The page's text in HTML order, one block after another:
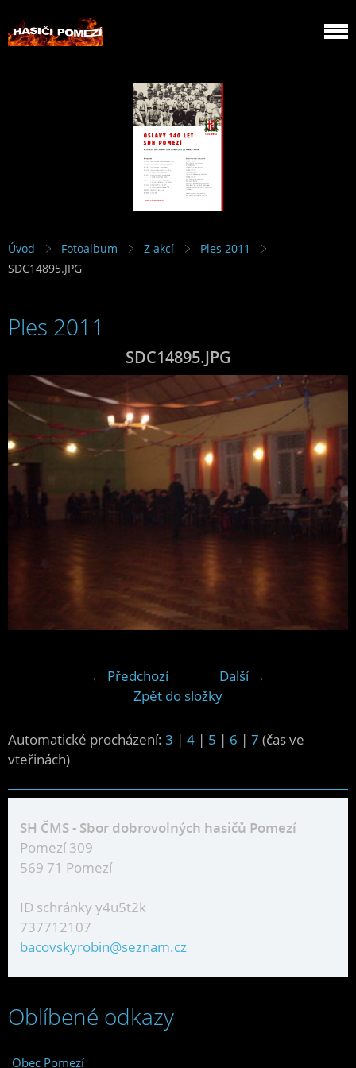
Úvod Fotoalbum Z akcí
Ples 2011
SDC14895.JPG
Ples 2011
SDC14895.JPG
← Předchozí
Další →
Zpět do složky
Automatické procházení: 3 | 4 | 5 | 6 | 7 (čas ve
vteřinách)
SH ČMS - Sbor dobrovolných hasičů Pomezí
Pomezí 309
569 71 Pomezí
ID schránky y4u5t2k
737712107
bacovskyrobin@seznam.cz
Oblíbené odkazy
Obec Pomezí